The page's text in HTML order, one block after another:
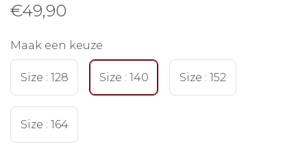
€49,90
Maak een keuze
Size : 128 Size : 140 Size : 152
Size : 164